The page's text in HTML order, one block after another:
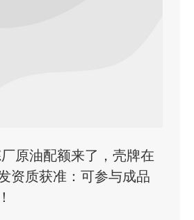
原油配额来了，壳牌在
资质获准：可参与成品